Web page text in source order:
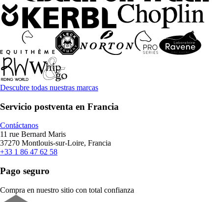
Descubre todas nuestras marcas
Servicio postventa en Francia
Contáctanos
11 rue Bernard Maris
37270 Montlouis-sur-Loire, Francia
+33 1 86 47 62 58
Pago seguro
Compra en nuestro sitio con total confianza